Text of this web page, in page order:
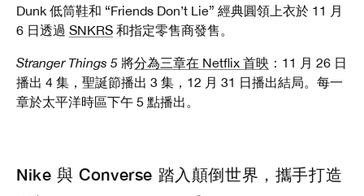
Dunk 低筒鞋和 “Friends Don’t Lie” 經典圓領上衣於 11 月
6 日透過 SNKRS 和指定零售商發售。
Stranger Things 5 將分為三章在 Netflix 首映 ：11 月 26 日
播出 4 集，聖誕節播出 3 集，12 月 31 日播出結局。每一
章於太平洋時區下午 5 點播出。
Nike 與 Converse 踏入顛倒世界，攜手打造